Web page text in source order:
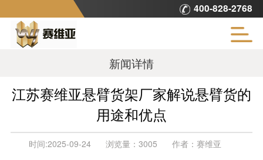
400-828-2768
新闻详情
江苏赛维亚悬臂货架厂家解说悬臂货的
用途和优点
时间:2025-09-24 浏览量： 3005 作者： 赛维亚